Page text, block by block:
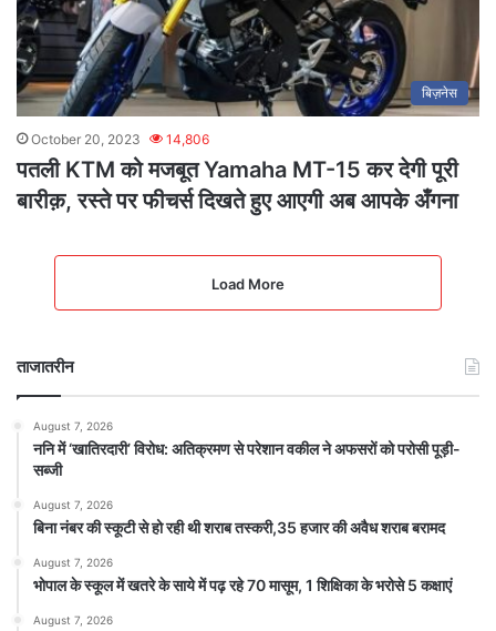
बिज़नेस
October 20, 2023 14,806
पतली KTM को मजबूत Yamaha MT-15 कर देगी पूरी
बारीक़, रस्ते पर फीचर्स दिखते हुए आएगी अब आपके अँगना
Load More
ताजातरीन
August 7, 2026
ननि में ‘खातिरदारी’ विरोध: अतिक्रमण से परेशान वकील ने अफसरों को परोसी पूड़ी-
सब्जी
August 7, 2026
बिना नंबर की स्कूटी से हो रही थी शराब तस्करी,35 हजार की अवैध शराब बरामद
August 7, 2026
भोपाल के स्कूल में खतरे के साये में पढ़ रहे 70 मासूम, 1 शिक्षिका के भरोसे 5 कक्षाएं
August 7, 2026